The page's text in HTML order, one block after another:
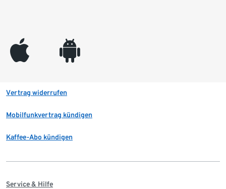
appleinc android
Vertrag widerrufen
Mobilfunkvertrag kündigen
Kaffee-Abo kündigen
Service & Hilfe